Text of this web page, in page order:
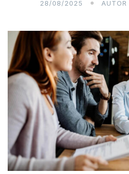
28/08/2025 AUTOR